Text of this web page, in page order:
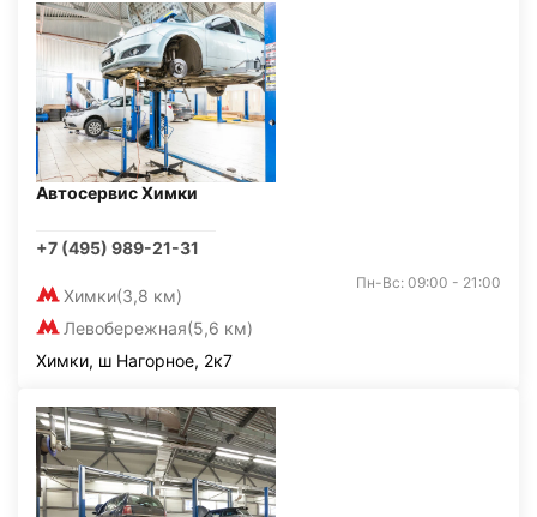
Автосервис Химки
+7 (495) 989-21-31
Химки(3,8 км)
Левобережная(5,6 км)
Пн-Вс: 09:00 - 21:00
Химки, ш Нагорное, 2к7